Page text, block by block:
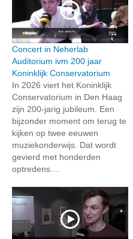
Concert in Neherlab
Auditorium ivm 200 jaar
Koninklijk Conservatorium
In 2026 viert het Koninklijk
Conservatorium in Den Haag
zijn 200-jarig jubileum. Een
bijzonder moment om terug te
kijken op twee eeuwen
muziekonderwijs. Dat wordt
gevierd met honderden
optredens....